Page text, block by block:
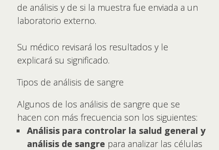
de análisis y de si la muestra fue enviada a un
laboratorio externo.
Su médico revisará los resultados y le
explicará su significado.
Tipos de análisis de sangre
Algunos de los análisis de sangre que se
hacen con más frecuencia son los siguientes:
Análisis para controlar la salud general y
análisis de sangre para analizar las células